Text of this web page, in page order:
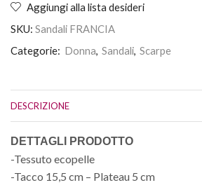
Aggiungi alla lista desideri
SKU: Sandali FRANCIA
Categorie: Donna, Sandali, Scarpe
DESCRIZIONE
DETTAGLI PRODOTTO
-Tessuto ecopelle
-Tacco 15,5 cm – Plateau 5 cm